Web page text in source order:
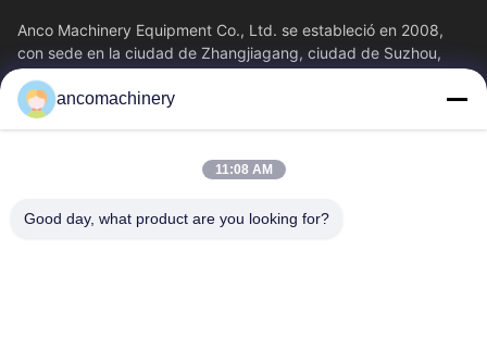
Anco Machinery Equipment Co., Ltd. se estableció en 2008,
con sede en la ciudad de Zhangjiagang, ciudad de Suzhou,
provincia de Jiangsu. Es una...
Enlaces Rápidos
Sobre Nosotros
Visita A La Fábrica
Control De Calidad
ancomachinery
11:08 AM
Good day, what product are you looking for?